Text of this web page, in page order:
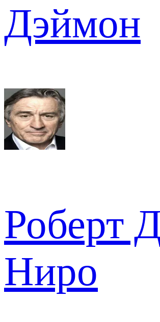
Дэймон
Роберт
Ниро